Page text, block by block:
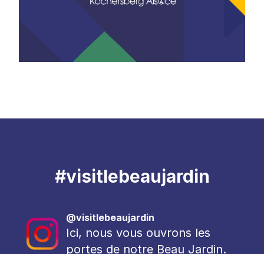
#visitlebeaujardin
@visitlebeaujardin
Ici, nous vous ouvrons les
portes de notre Beau Jardin.